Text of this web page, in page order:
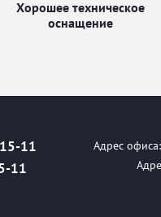
Хорошее техническое
оснащение
11
11
Адрес